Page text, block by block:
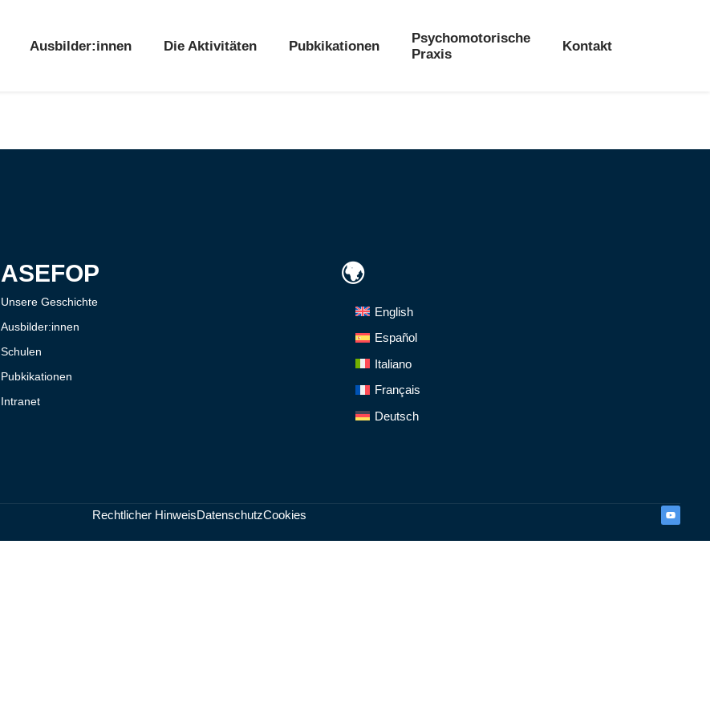
Ausbilder:innen Die Aktivitäten Pubkikationen
Psychomotorische
Praxis
Kontakt
ASEFOP
Unsere Geschichte
Ausbilder:innen
Schulen
Pubkikationen
Intranet
🌍
English
Español
Italiano
Français
Deutsch
Rechtlicher HinweisDatenschutzCookies